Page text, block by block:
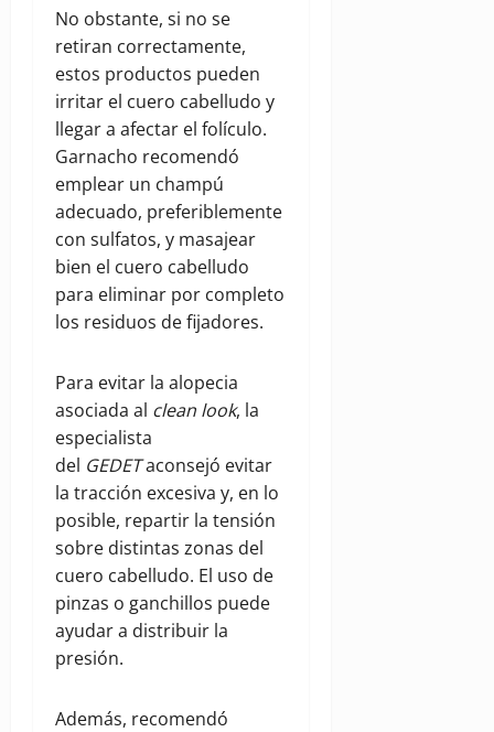
No obstante, si no se
retiran correctamente,
estos productos pueden
irritar el cuero cabelludo y
llegar a afectar el folículo.
Garnacho recomendó
emplear un champú
adecuado, preferiblemente
con sulfatos, y masajear
bien el cuero cabelludo
para eliminar por completo
los residuos de fijadores.
Para evitar la alopecia
asociada al clean look, la
especialista
del GEDETaconsejó evitar
la tracción excesiva y, en lo
posible, repartir la tensión
sobre distintas zonas del
cuero cabelludo. El uso de
pinzas o ganchillos puede
ayudar a distribuir la
presión.
Además, recomendó